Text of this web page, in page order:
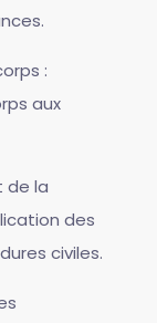
:
aux
de la
des
civiles.